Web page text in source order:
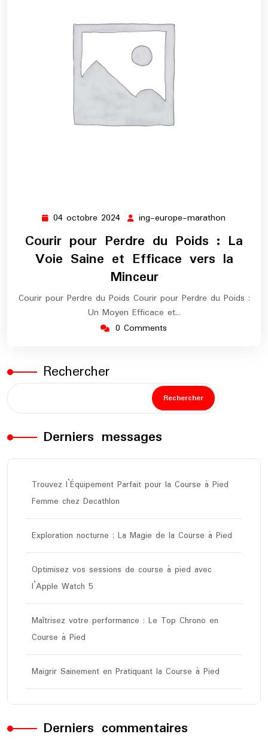
04 octobre 2024 04
octobre
2024
ing-europe-marathon
europe-
marathon
Courir pour Perdre du Poids : La
Voie Saine et Efficace vers la
Minceur
Courir pour Perdre du Poids Courir pour Perdre du Poids :
Un Moyen Efficace et…
0 Comments
Rechercher
Rechercher
Derniers messages
Trouvez l’Équipement Parfait pour la Course à Pied
Femme chez Decathlon
Exploration nocturne : La Magie de la Course à Pied
Optimisez vos sessions de course à pied avec
l’Apple Watch 5
Maîtrisez votre performance : Le Top Chrono en
Course à Pied
Maigrir Sainement en Pratiquant la Course à Pied
Derniers commentaires